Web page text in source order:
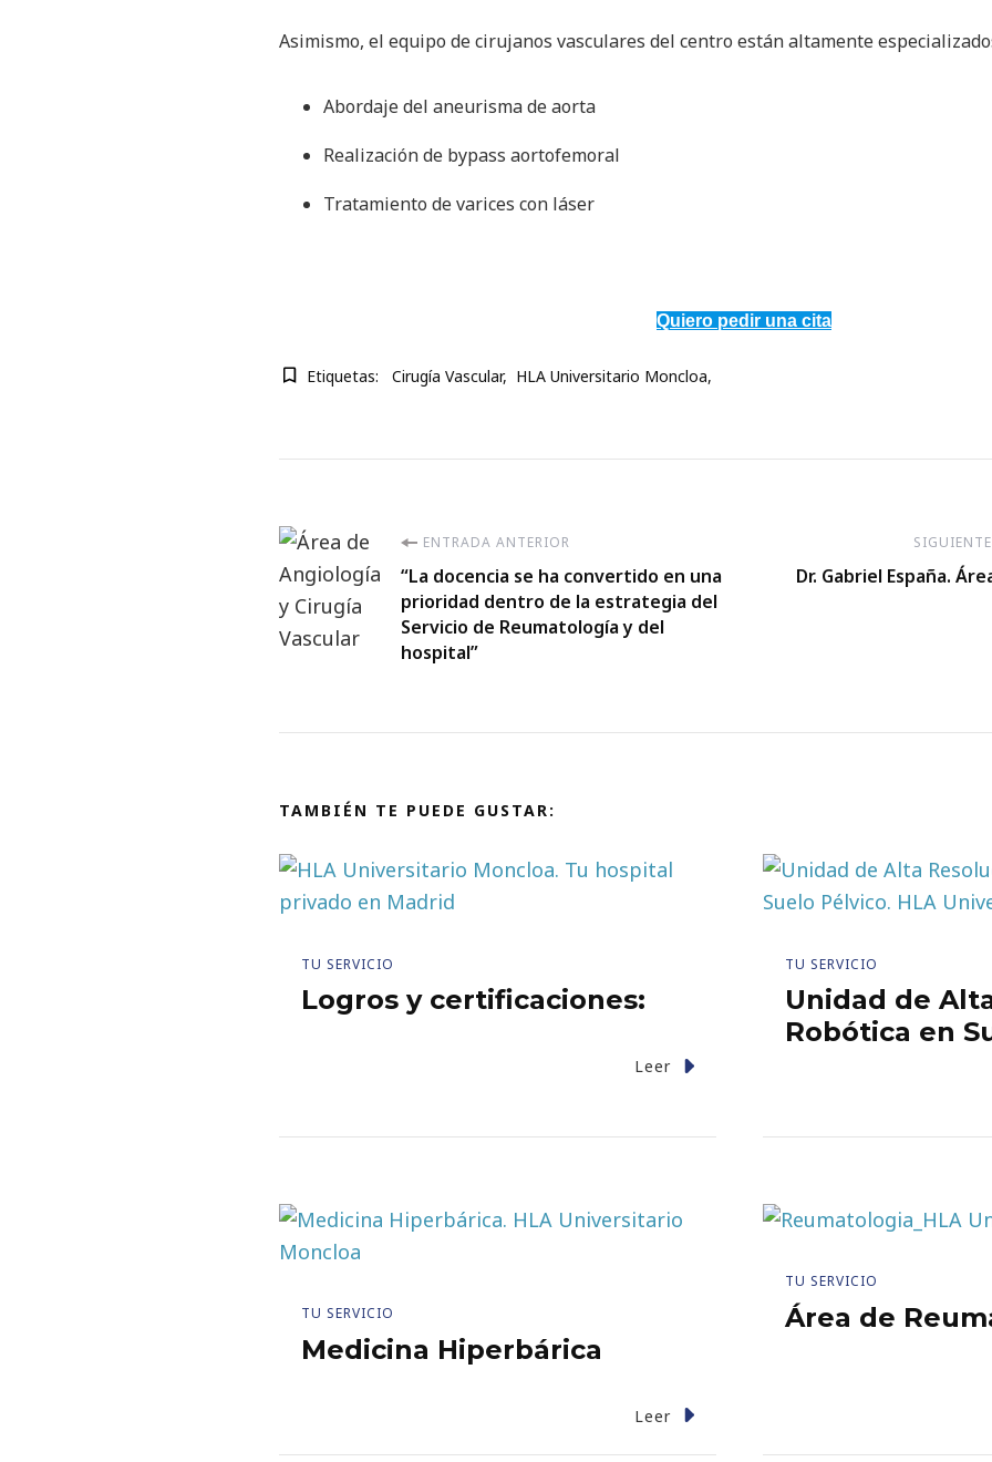
Asimismo, el equipo de cirujanos vasculares del centro están altamente
Abordaje del aneurisma de aorta
Realización de bypass aortofemoral
Tratamiento de varices con láser
Quiero pedir una cita
Etiquetas: Cirugía Vascular HLA Universitario Moncloa
Navegación
de
entradas
ENTRADA ANTERIOR
“La docencia se ha convertido en una
prioridad dentro de la estrategia del
Servicio de Reumatología y del
hospital”
Dr. Gabriel España.
TAMBIÉN TE PUEDE GUSTAR:
TU SERVICIO
Logros y certificaciones:
Leer
TU SERVICIO
Unidad de
Robótica en
TU SERVICIO
Medicina Hiperbárica
Leer
TU SERVICIO
Área de